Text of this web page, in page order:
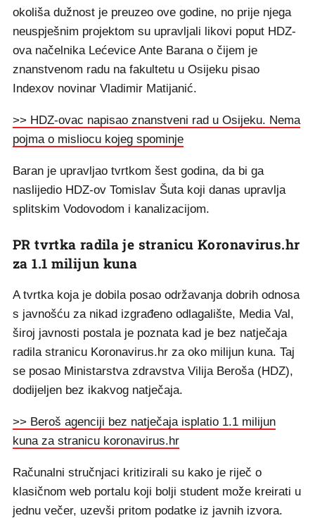
okoliša dužnost je preuzeo ove godine, no prije njega
neuspješnim projektom su upravljali likovi poput HDZ-
ova načelnika Lećevice Ante Barana o čijem je
znanstvenom radu na fakultetu u Osijeku pisao
Indexov novinar Vladimir Matijanić.
>> HDZ-ovac napisao znanstveni rad u Osijeku. Nema
pojma o misliocu kojeg spominje
Baran je upravljao tvrtkom šest godina, da bi ga
naslijedio HDZ-ov Tomislav Šuta koji danas upravlja
splitskim Vodovodom i kanalizacijom.
PR tvrtka radila je stranicu Koronavirus.hr
za 1.1 milijun kuna
A tvrtka koja je dobila posao održavanja dobrih odnosa
s javnošću za nikad izgrađeno odlagalište, Media Val,
široj javnosti postala je poznata kad je bez natječaja
radila stranicu Koronavirus.hr za oko milijun kuna. Taj
se posao Ministarstva zdravstva Vilija Beroša (HDZ),
dodijeljen bez ikakvog natječaja.
>> Beroš agenciji bez natječaja isplatio 1.1 milijun
kuna za stranicu koronavirus.hr
Računalni stručnjaci kritizirali su kako je riječ o
klasičnom web portalu koji bolji student može kreirati u
jednu večer, uzevši pritom podatke iz javnih izvora.